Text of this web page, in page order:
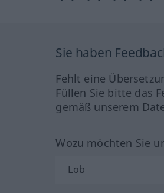
Sie haben
Fehlt eine
Füllen Sie bitte das
gemäß unserem
Wozu möchten Sie